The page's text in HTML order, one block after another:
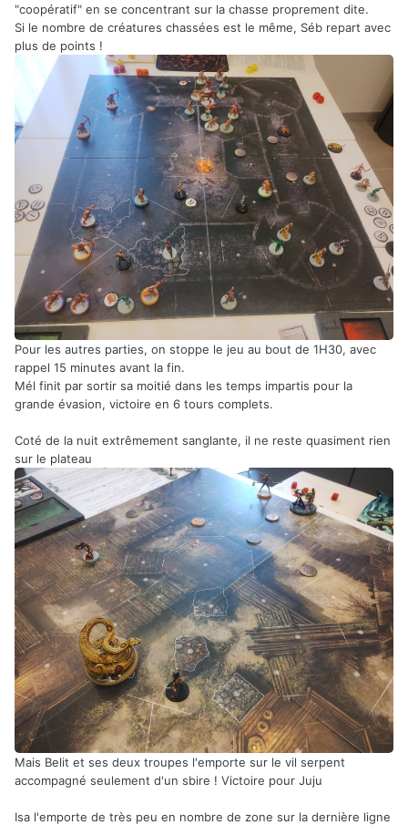
"coopératif" en se concentrant sur la chasse proprement dite.
Si le nombre de créatures chassées est le même, Séb repart avec
plus de points !
Pour les autres parties, on stoppe le jeu au bout de 1H30, avec
rappel 15 minutes avant la fin.
Mél finit par sortir sa moitié dans les temps impartis pour la
grande évasion, victoire en 6 tours complets.
Coté de la nuit extrêmement sanglante, il ne reste quasiment rien
sur le plateau
Mais Belit et ses deux troupes l'emporte sur le vil serpent
accompagné seulement d'un sbire ! Victoire pour Juju
Isa l'emporte de très peu en nombre de zone sur la dernière ligne